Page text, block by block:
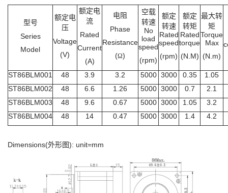
型号
Series
Model
额定电
压
Voltage
(V)
额定电
流
Rated
Current
(A)
电阻
Phase
Resistance
(Ω)
空载
转速
No
load
speed
(rpm)
额定
转速
Rated
speed
(rpm)
额定
转矩
Rated
torque
(N.M)
最大转
矩
Torque
Max
(N.m)
ST86BLM001 48 3.9 3.2 5000 3000 0.35
1.05
ST86BLM002
48 6.6 1.26 5000 3000 0.7
2.1
ST86BLM003
48 9.6 0.67 5000 3000 1.05
3.2
ST86BLM004
48 14 0.47 5000 3000 1.4 4.2
Dimensions(外形图): unit=mm